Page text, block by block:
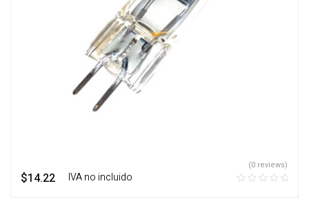
$14.22 ‎ ‎ ‎ IVA no incluido
(0 reviews)